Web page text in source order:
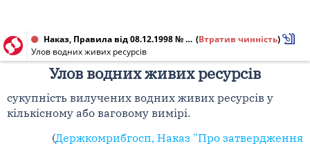
Наказ, Правила від 08.12.1998 № 164 (Втратив чинність)
Улов водних живих ресурсів